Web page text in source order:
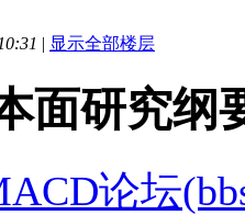
| 显示全部楼层
面研究纲
论坛